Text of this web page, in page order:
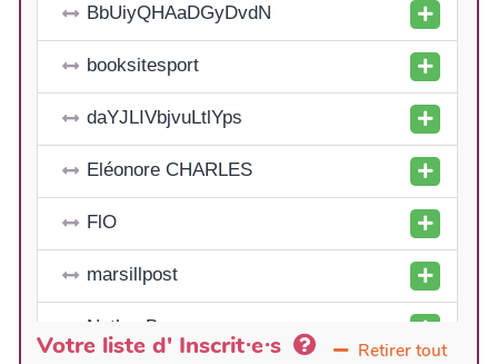
BbUiyQHAaDGyDvdN
booksitesport
daYJLIVbjvuLtlYps
Eléonore CHARLES
FlO
marsillpost
NathanBrown
Votre liste d' Inscrit⋅e⋅s Retirer tout